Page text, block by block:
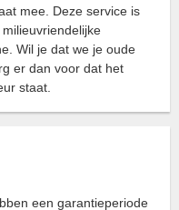
mee. Deze service is
Wil je dat we je oude
er dan voor dat het
staat.
een garantieperiode